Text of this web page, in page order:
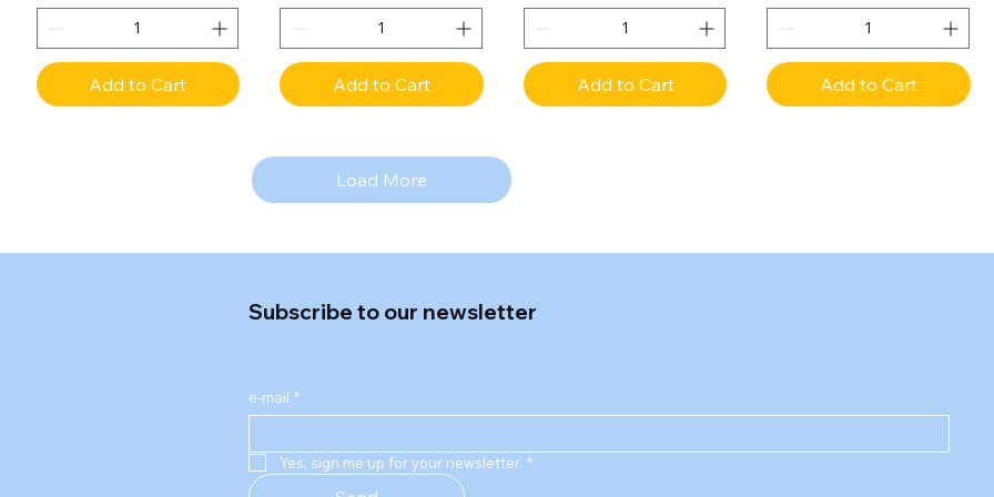
Add to Cart Add to Cart Add to Cart Add to Cart
Load More
Subscribe to our newsletter
e-mail *
Yes, sign me up for your newsletter. *